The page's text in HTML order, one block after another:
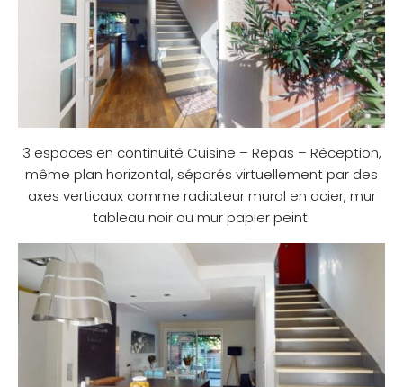
3 espaces en continuité Cuisine – Repas – Réception,
même plan horizontal, séparés virtuellement par des
axes verticaux comme radiateur mural en acier, mur
tableau noir ou mur papier peint.